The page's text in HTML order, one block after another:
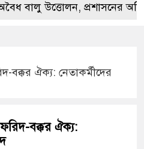
উত্তোলন, প্রশাসনের অভিযান
বক্কর ঐক্য: নেতাকর্মীদের
বক্কর ঐক্য: